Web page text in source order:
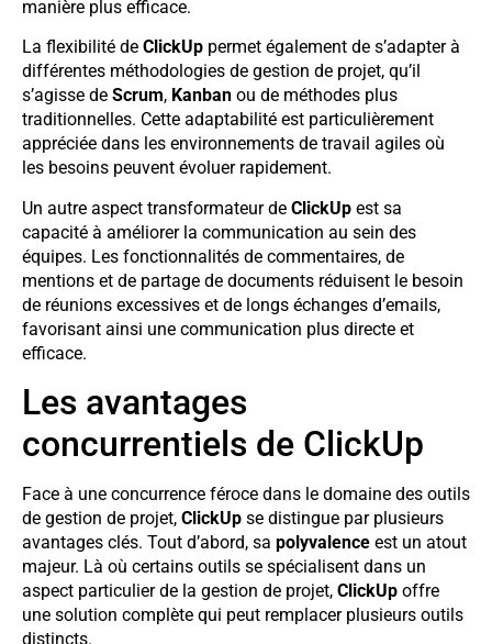
manière plus efficace.
La flexibilité de ClickUp permet également de s’adapter à
différentes méthodologies de gestion de projet, qu’il
s’agisse de Scrum, Kanban ou de méthodes plus
traditionnelles. Cette adaptabilité est particulièrement
appréciée dans les environnements de travail agiles où
les besoins peuvent évoluer rapidement.
Un autre aspect transformateur de ClickUp est sa
capacité à améliorer la communication au sein des
équipes. Les fonctionnalités de commentaires, de
mentions et de partage de documents réduisent le besoin
de réunions excessives et de longs échanges d’emails,
favorisant ainsi une communication plus directe et
efficace.
Les avantages
concurrentiels de ClickUp
Face à une concurrence féroce dans le domaine des outils
de gestion de projet, ClickUp se distingue par plusieurs
avantages clés. Tout d’abord, sa polyvalence est un atout
majeur. Là où certains outils se spécialisent dans un
aspect particulier de la gestion de projet, ClickUp offre
une solution complète qui peut remplacer plusieurs outils
distincts.